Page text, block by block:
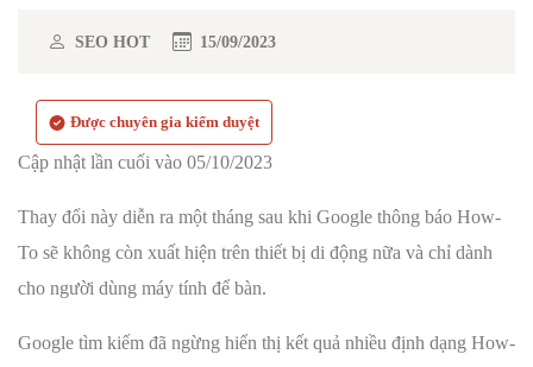
SEO HOT 15/09/2023
Được chuyên gia kiểm duyệt
Cập nhật lần cuối vào 05/10/2023
Thay đổi này diễn ra một tháng sau khi Google thông báo How-
To sẽ không còn xuất hiện trên thiết bị di động nữa và chỉ dành
cho người dùng máy tính để bàn.
Google tìm kiếm đã ngừng hiển thị kết quả nhiều định dạng How-